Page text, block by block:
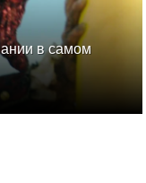
в самом